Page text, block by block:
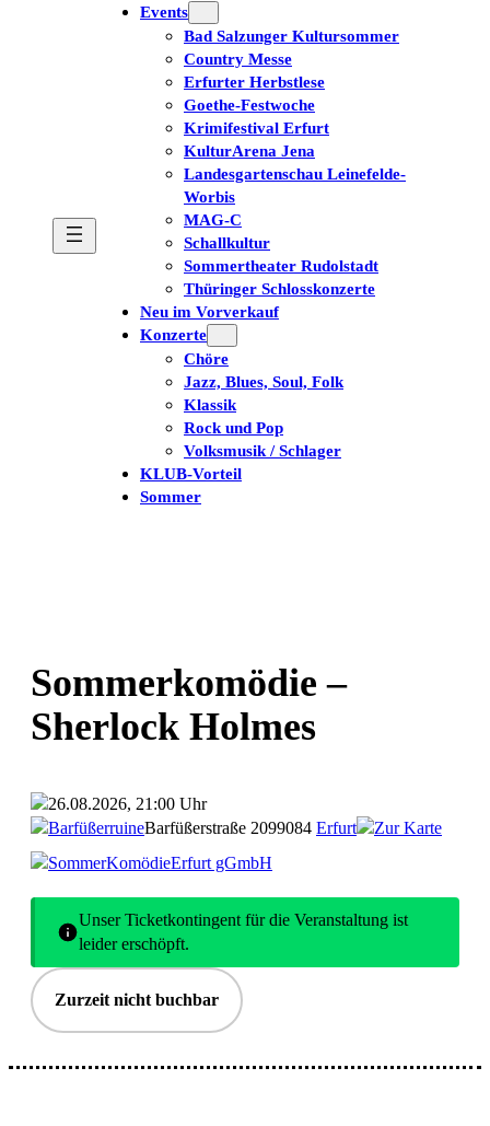
Events
Bad Salzunger Kultursommer
Country Messe
Erfurter Herbstlese
Goethe-Festwoche
Krimifestival Erfurt
KulturArena Jena
Landesgartenschau Leinefelde-
Worbis
MAG-C
Schallkultur
Sommertheater Rudolstadt
Thüringer Schlosskonzerte
Neu im Vorverkauf
Konzerte
Chöre
Jazz, Blues, Soul, Folk
Klassik
Rock und Pop
Volksmusik / Schlager
KLUB-Vorteil
Sommer
Sommerkomödie –
Sherlock Holmes
26.08.2026, 21:00 Uhr
BarfüßerruineBarfüßerstraße 2099084 Erfurt
Zur Karte
SommerKomödieErfurt gGmbH
Unser Ticketkontingent für die Veranstaltung ist
leider erschöpft.
Zurzeit nicht buchbar